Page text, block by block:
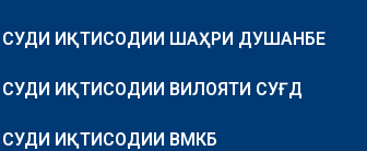
СУДИ ИҚТИСОДИИ ШАҲРИ ДУШАНБЕ
СУДИ ИҚТИСОДИИ ВИЛОЯТИ СУҒД
СУДИ ИҚТИСОДИИ ВМКБ